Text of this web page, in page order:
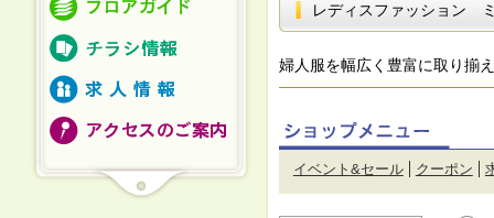
レディスファッション
婦人服を幅広く豊富に取り揃え
イベント&セール クーポン